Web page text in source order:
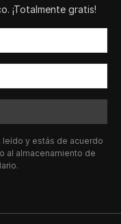
¡Totalmente gratis!
leído y estás de acuerdo
al almacenamiento de